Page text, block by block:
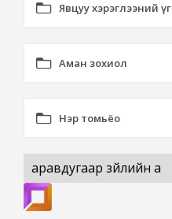
Явцуу хэрэглээний үг
Аман зохиол
Нэр томьёо
аравдугаар зүйлийн а